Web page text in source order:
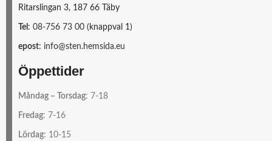
Ritarslingan 3, 187 66 Täby
Tel : 08-756 73 00 (knappval 1)
epost: info@sten.hemsida.eu
Öppettider
Måndag – Torsdag: 7-18
Fredag: 7-16
Lördag: 10-15